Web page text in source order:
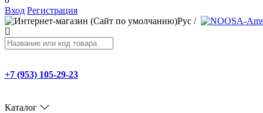
Вход Регистрация
Рус /
+7 (953) 105-29-23
Каталог